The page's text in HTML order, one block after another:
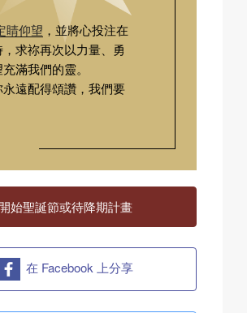
睛仰望 ，並將心投注在
求祢再次以力量、勇
滿我們的靈。
永遠配得頌讚，我們要
開始聖誕節或待降期計畫
在 Facebook 上分享